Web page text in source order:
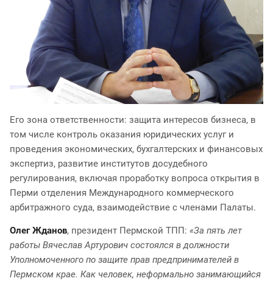
Его зона ответственности: защита интересов бизнеса, в
том числе контроль оказания юридических услуг и
проведения экономических, бухгалтерских и финансовых
экспертиз, развитие институтов досудебного
регулирования, включая проработку вопроса открытия в
Перми отделения Международного коммерческого
арбитражного суда, взаимодействие с членами Палаты.
Олег Жданов, президент Пермской ТПП: «За пять лет
работы Вячеслав Артурович состоялся в должности
Уполномоченного по защите прав предпринимателей в
Пермском крае. Как человек, неформально занимающийся